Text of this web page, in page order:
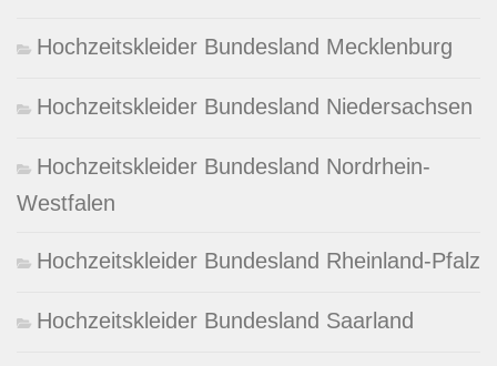
Hochzeitskleider Bundesland Mecklenburg
Hochzeitskleider Bundesland Niedersachsen
Hochzeitskleider Bundesland Nordrhein-
Westfalen
Hochzeitskleider Bundesland Rheinland-Pfalz
Hochzeitskleider Bundesland Saarland